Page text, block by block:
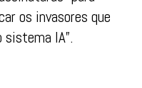
os invasores que
sistema IA”.